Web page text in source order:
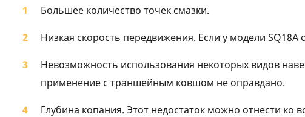
Большее количество точек смазки.
Низкая скорость передвижения. Если у модели SQ18A
Невозможность использования некоторых видов
применение с траншейным ковшом не оправдано.
Глубина копания. Этот недостаток можно отнести ко